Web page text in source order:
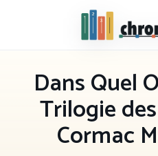
Dans Quel
Trilogie
Cormac